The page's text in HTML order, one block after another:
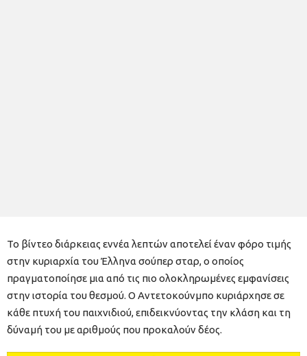
Το βίντεο διάρκειας εννέα λεπτών αποτελεί έναν φόρο τιμής
στην κυριαρχία του Έλληνα σούπερ σταρ, ο οποίος
πραγματοποίησε μια από τις πιο ολοκληρωμένες εμφανίσεις
στην ιστορία του θεσμού. Ο Αντετοκούνμπο κυριάρχησε σε
κάθε πτυχή του παιχνιδιού, επιδεικνύοντας την κλάση και τη
δύναμή του με αριθμούς που προκαλούν δέος.